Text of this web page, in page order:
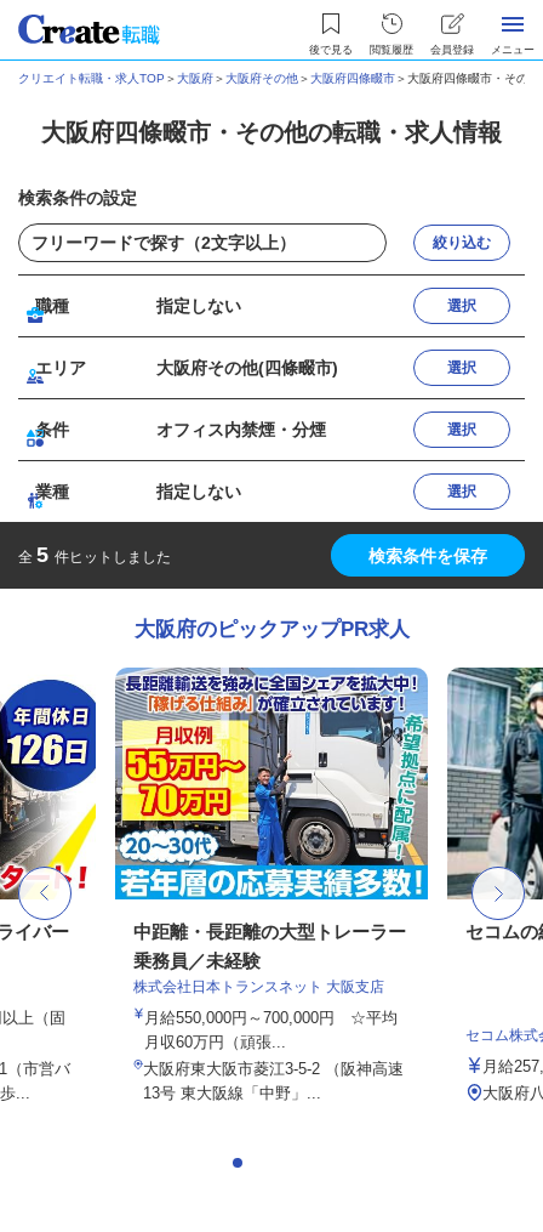
後で見る 閲覧履歴 会員登録 メニュー
クリエイト転職・求人TOP ＞大阪府＞大阪府その他＞大阪府四條畷市＞大阪府四條畷市・その
大阪府四條畷市・その他の転職・求人情報
検索条件の設定
絞り込む
職種 指定しない 選択
エリア 大阪府その他(四條畷市) 選択
条件 オフィス内禁煙・分煙 選択
業種 指定しない 選択
全 5 件ヒットしました 検索条件を保存
大阪府のピックアップPR求人
イバー
上（固
（市営バ
...
中距離・長距離の大型トレーラー
乗務員／未経験
株式会社日本トランスネット 大阪支店
月給550,000円～700,000円 ☆平均
月収60万円（頑張...
大阪府東大阪市菱江3-5-2 （阪神高速
13号 東大阪線「中野」...
セコムの
セコム株式
月給
大阪府